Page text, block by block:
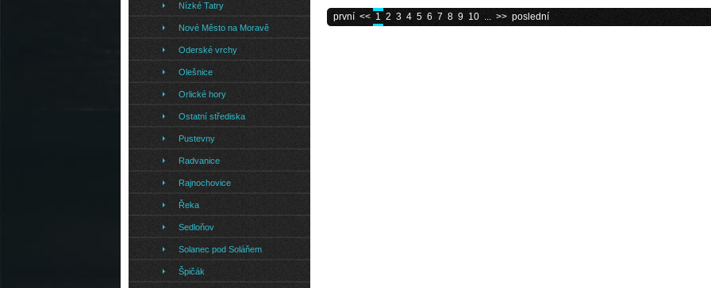
první << 1 2 3 4 5 6 7 8 9 10 ... >> poslední
Nízké Tatry
Nové Město na Moravě
Oderské vrchy
Olešnice
Orlické hory
Ostatní střediska
Pustevny
Radvanice
Rajnochovice
Řeka
Sedloňov
Solanec pod Soláňem
Špičák